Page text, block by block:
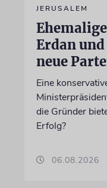
JERUSALEM
Erdan
neue
Eine
die Gründer
Erfolg?
06.08.2026